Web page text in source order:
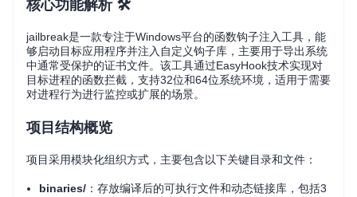
核心功能解析 🛠️
jailbreak是一款专注于Windows平台的函数钩子注入工具，能
够启动目标应用程序并注入自定义钩子库，主要用于导出系统
中通常受保护的证书文件。该工具通过EasyHook技术实现对
目标进程的函数拦截，支持32位和64位系统环境，适用于需要
对进程行为进行监控或扩展的场景。
项目结构概览
项目采用模块化组织方式，主要包含以下关键目录和文件：
binaries/ ：存放编译后的可执行文件和动态链接库，包括3